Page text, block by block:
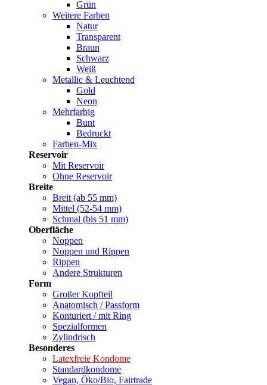
Grün
Weitere Farben
Natur
Transparent
Braun
Schwarz
Weiß
Metallic & Leuchtend
Gold
Neon
Mehrfarbig
Bunt
Bedruckt
Farben-Mix
Reservoir
Mit Reservoir
Ohne Reservoir
Breite
Breit (ab 55 mm)
Mittel (52-54 mm)
Schmal (bis 51 mm)
Oberfläche
Noppen
Noppen und Rippen
Rippen
Andere Strukturen
Form
Großer Kopfteil
Anatomisch / Passform
Konturiert / mit Ring
Spezialformen
Zylindrisch
Besonderes
Latexfreie Kondome
Standardkondome
Vegan, Öko/Bio, Fairtrade